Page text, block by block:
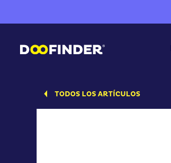
TODOS LOS ARTÍCULOS